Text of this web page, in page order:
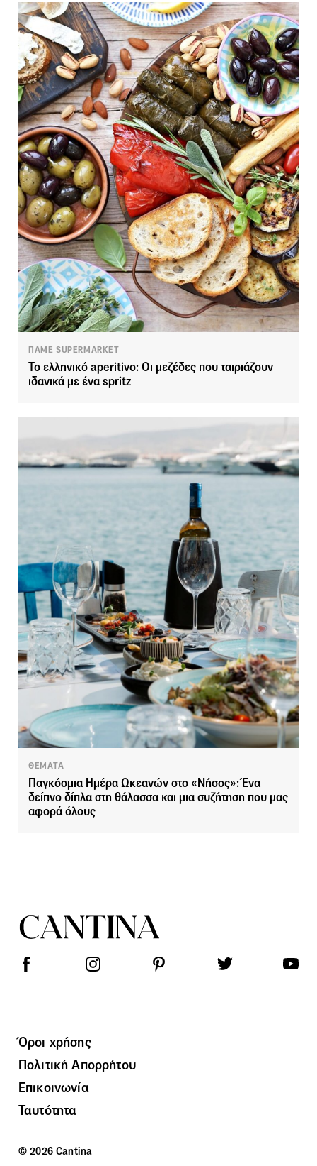
ΠΑΜΕ SUPERMARKET
Το ελληνικό aperitivo: Οι μεζέδες που ταιριάζουν
ιδανικά με ένα spritz
ΘΕΜΑΤΑ
Παγκόσμια Ημέρα Ωκεανών στο «Νήσος»: Ένα
δείπνο δίπλα στη θάλασσα και μια συζήτηση που μας
αφορά όλους
Όροι χρήσης
Πολιτική Απορρήτου
Επικοινωνία
Ταυτότητα
© 2026 Cantina